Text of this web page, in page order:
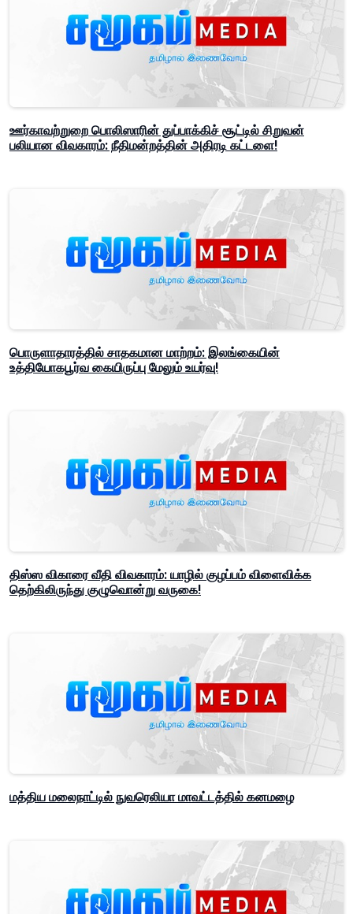
ஊர்காவற்றுறை பொலிஸாரின் துப்பாக்கிச் சூட்டில் சிறுவன்
பலியான விவகாரம்: நீதிமன்றத்தின் அதிரடி கட்டளை!
பொருளாதாரத்தில் சாதகமான மாற்றம்: இலங்கையின்
உத்தியோகபூர்வ கையிருப்பு மேலும் உயர்வு!
திஸ்ஸ விகாரை வீதி விவகாரம்: யாழில் குழப்பம் விளைவிக்க
தெற்கிலிருந்து குழுவொன்று வருகை!
மத்திய மலைநாட்டில் நுவரெலியா மாவட்டத்தில் கனமழை